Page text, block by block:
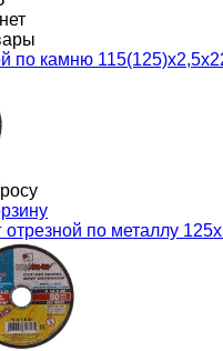
по камню
отрезной по металлу